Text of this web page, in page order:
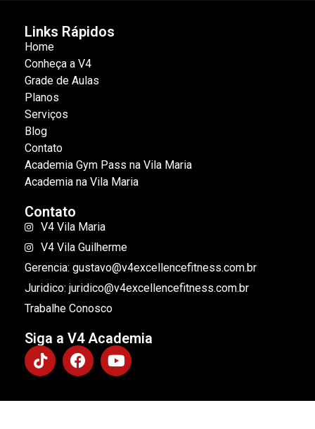
Links Rápidos
Home
Conheça a V4
Grade de Aulas
Planos
Serviços
Blog
Contato
Academia Gym Pass na Vila Maria
Academia na Vila Maria
Contato
V4 Vila Maria
V4 Vila Guilherme
Gerencia: gustavo@v4excellencefitness.com.br
Juridico: juridico@v4excellencefitness.com.br
Trabalhe Conosco
Siga a V4 Academia